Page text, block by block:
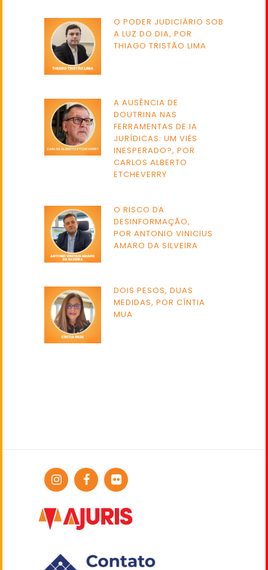
O PODER JUDICIÁRIO SOB
A LUZ DO DIA, POR
THIAGO TRISTÃO LIMA
A AUSÊNCIA DE
DOUTRINA NAS
FERRAMENTAS DE IA
JURÍDICAS: UM VIÉS
INESPERADO?, POR
CARLOS ALBERTO
ETCHEVERRY
O RISCO DA
DESINFORMAÇÃO,
POR ANTONIO VINICIUS
AMARO DA SILVEIRA
DOIS PESOS, DUAS
MEDIDAS, POR CÍNTIA
MUA